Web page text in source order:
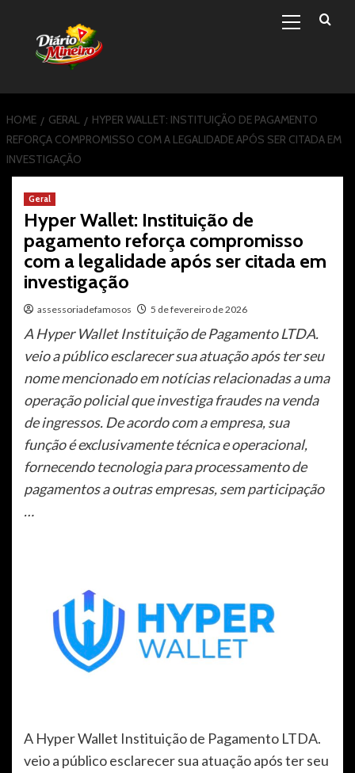
content
Menu
HOME GERAL
HYPER WALLET: INSTITUIÇÃO DE PAGAMENTO
REFORÇA COMPROMISSO COM A LEGALIDADE APÓS SER CITADA EM
INVESTIGAÇÃO
Geral
Hyper Wallet: Instituição de
pagamento reforça compromisso
com a legalidade após ser citada em
investigação
assessoriadefamosos 5 de fevereiro de 2026
A Hyper Wallet Instituição de Pagamento LTDA.
veio a público esclarecer sua atuação após ter seu
nome mencionado em notícias relacionadas a uma
operação policial que investiga fraudes na venda
de ingressos. De acordo com a empresa, sua
função é exclusivamente técnica e operacional,
fornecendo tecnologia para processamento de
pagamentos a outras empresas, sem participação
…
A Hyper Wallet Instituição de Pagamento LTDA.
veio a público esclarecer sua atuação após ter seu